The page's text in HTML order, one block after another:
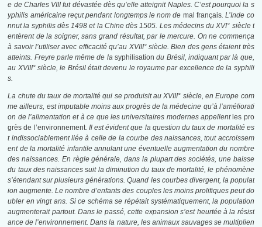
e de Charles VIII fut dévastée dès qu’elle atteignit Naples. C’est pourquoi la s
yphilis américaine reçut pendant longtemps le nom de mal français. L’Inde co
nnut la syphilis dès 1498 et la Chine dès 1505. Les médecins du XVI° siècle t
entèrent dela soigner, sans grand résultat, par lemercure. On ne commença
à savoir l’utiliser avec efficacité qu’au XVIII°siècle. Bien desgens étaient très
atteints. Freyre parle même de la syphilisationdu Brésil, indiquant par là que,
au XVIII° siècle,le Brésil était devenu le royaume par excellence de la syphili
s.
La chute du taux de mortalité qui se produisit au XVIII° siècle, enEurope com
me ailleurs, est imputable moins aux progrès de la médecine qu’à l’améliorati
on de l’alimentation et à ce que les universitaires modernes appellent les pro
grès de l’environnement. Il est évident que la question dutauxde mortalité es
t indissociablement liée à celle de lacourbe des naissances, tout accroissem
ent de la mortalité infantile annulant une éventuelle augmentation du nombre
des naissances. En règle générale, dans la plupart des sociétés, une baisse
du taux des naissancessuit la diminution du taux de mortalité, le phénomène
s’étendant sur plusieurs générations. Quand les courbes divergent, la populat
ion augmente. Le nombre d’enfants des couples les moins prolifiques peut do
ubler en vingt ans. Si ce schéma se répétait systématiquement, la population
augmenterait partout. Dans le passé, cette expansion s’est heurtée à la résist
ance de l’environnement. Dans la nature, les animaux sauvages se multiplien